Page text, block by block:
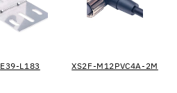
E39-L183 XS2F-M12PVC4A-2M